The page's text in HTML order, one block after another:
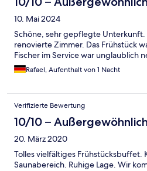
10. Mai 2024
Schöne, sehr gepflegte
renovierte Zimmer. Das Frühstück
Fischer im Service war unglaublich
Rafael, Aufenthalt von 1 Nacht
Verifizierte Bewertung
10/10 – Außergewöhnlich
20. März 2020
Tolles vielfältiges Frühstücksbuffet.
Saunabereich. Ruhige Lage. Wir